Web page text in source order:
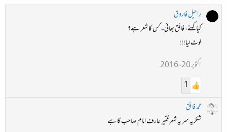
راحیل فاروق
کیا کہنے، فائق بھائی۔ کس کا شعر ہے؟
لوٹ لیا!!!
اکتوبر 20، 2016
1
محمد فائق
شکریہ سر یہ شعر فقیر عارف امام صاحب کا ہے